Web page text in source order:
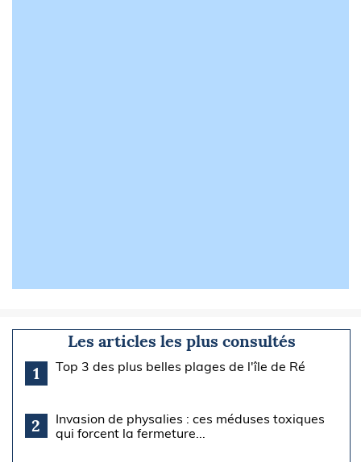
Les articles les plus consultés
1
Top 3 des plus belles plages de l'île de Ré
2
Invasion de physalies : ces méduses toxiques
qui forcent la fermeture...